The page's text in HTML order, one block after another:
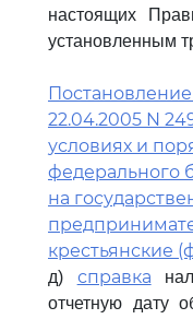
настоящих
установленным
22.04.2005 N
условиях и
федерального
на
крестьянские
д) справка
отчетную дату